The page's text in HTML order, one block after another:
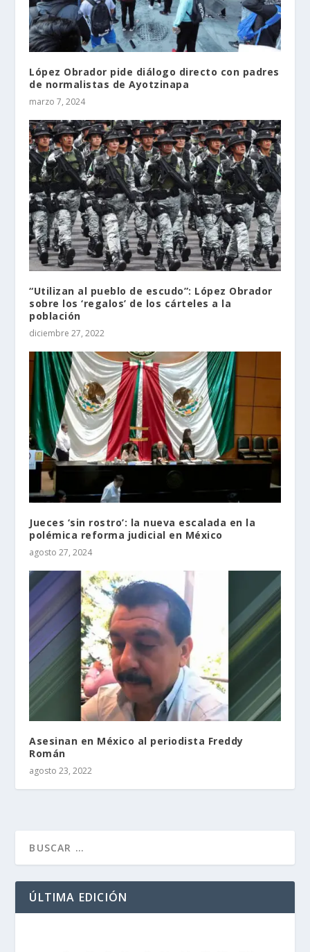
López Obrador pide diálogo directo con padres
de normalistas de Ayotzinapa
marzo 7, 2024
“Utilizan al pueblo de escudo”: López Obrador
sobre los ‘regalos’ de los cárteles a la
población
diciembre 27, 2022
Jueces ‘sin rostro’: la nueva escalada en la
polémica reforma judicial en México
agosto 27, 2024
Asesinan en México al periodista Freddy
Román
agosto 23, 2022
ÚLTIMA EDICIÓN